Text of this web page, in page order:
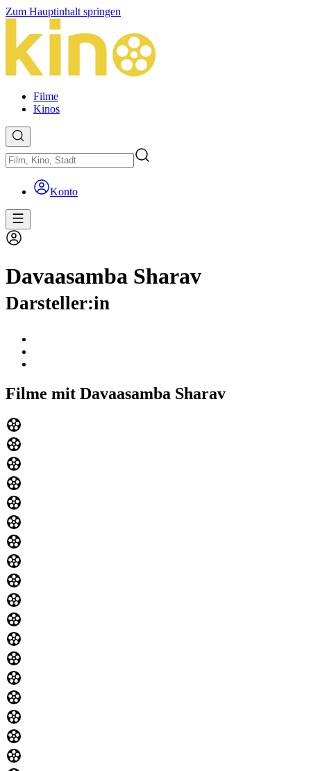
Zum Hauptinhalt springen
Filme
Kinos
Konto
Davaasamba Sharav
Darsteller:in
Filme mit Davaasamba Sharav